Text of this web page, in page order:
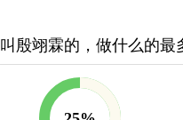
叫殷翊霖的，做什么的最